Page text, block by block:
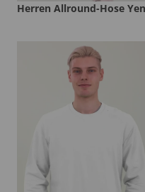
Herren Allround-Hose